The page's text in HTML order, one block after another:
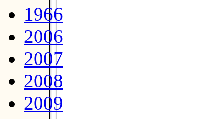
1966
2006
2007
2008
2009